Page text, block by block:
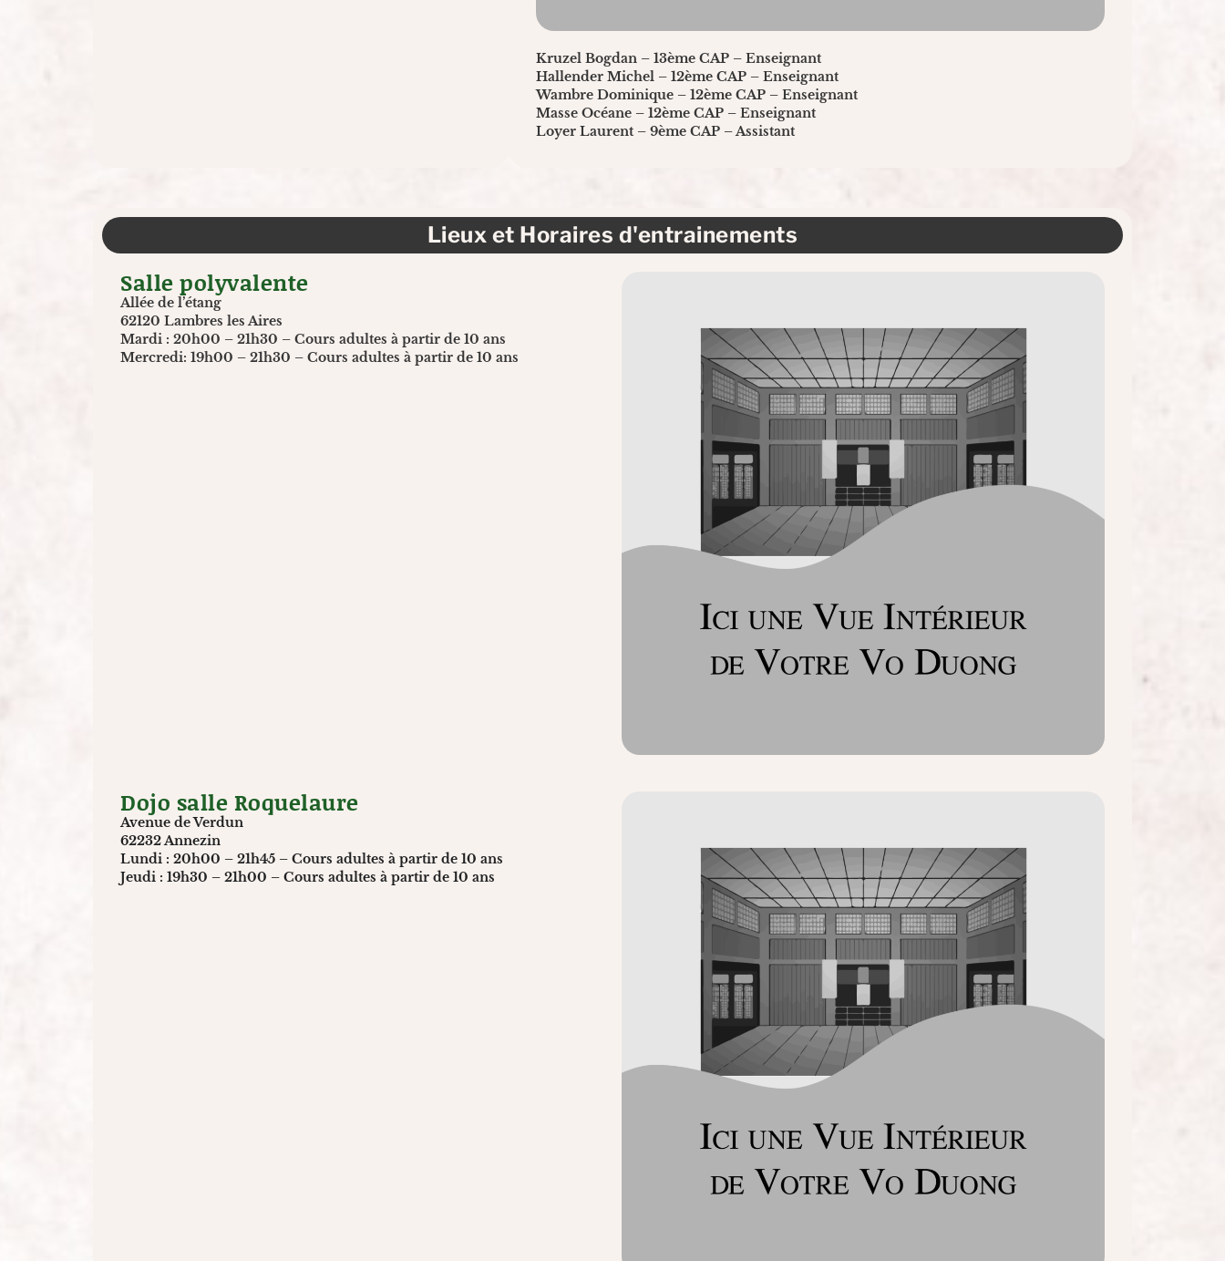
Kruzel Bogdan – 13ème CAP – Enseignant
Hallender Michel – 12ème CAP – Enseignant
Wambre Dominique – 12ème CAP – Enseignant
Masse Océane – 12ème CAP – Enseignant
Loyer Laurent – 9ème CAP – Assistant
Lieux et Horaires d'entrainements
Salle polyvalente
Allée de l’étang
62120 Lambres les Aires
Mardi : 20h00 – 21h30 – Cours adultes à partir de 10 ans
Mercredi: 19h00 – 21h30 – Cours adultes à partir de 10 ans
Dojo salle Roquelaure
Avenue de Verdun
62232 Annezin
Lundi : 20h00 – 21h45 – Cours adultes à partir de 10 ans
Jeudi : 19h30 – 21h00 – Cours adultes à partir de 10 ans